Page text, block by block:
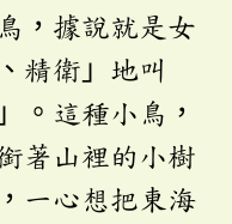
，據說就是女
精衛」地叫
。這種小鳥，
著山裡的小樹
一心想把東海